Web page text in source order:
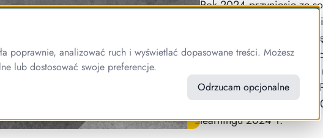
Rok 2024 przyniesie ze
dziedzinie metod
online. Najwięcej mówi
inteligencji, ale nowe
poszerzenie grywalizacji,
klasy, czy micro-learning.
trendom w e-lerningu na
learningu 2024 1.
poprawnie, analizować ruch i wyświetlać dopasowane treści. Możesz
lub dostosować swoje preferencje.
Odrzucam opcjonalne